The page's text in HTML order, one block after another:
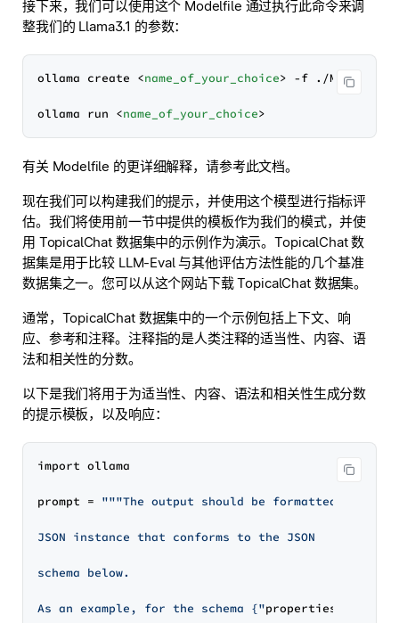
接下来，我们可以使用这个 Modelfile 通过执行此命令来调
整我们的 Llama3.1 的参数：
ollama create <name_of_your_choice> -f ./Modelfile
ollama run <name_of_your_choice>
有关 Modelfile 的更详细解释，请参考此文档。
现在我们可以构建我们的提示，并使用这个模型进行指标评
估。我们将使用前一节中提供的模板作为我们的模式，并使
用 TopicalChat 数据集中的示例作为演示。TopicalChat 数
据集是用于比较 LLM-Eval 与其他评估方法性能的几个基准
数据集之一。您可以从这个网站下载 TopicalChat 数据集。
通常，TopicalChat 数据集中的一个示例包括上下文、响
应、参考和注释。注释指的是人类注释的适当性、内容、语
法和相关性的分数。
以下是我们将用于为适当性、内容、语法和相关性生成分数
的提示模板，以及响应：
import ollama
prompt = """The output should be formatted as a
JSON instance that conforms to the JSON
schema below.
As an example, for the schema {"properties